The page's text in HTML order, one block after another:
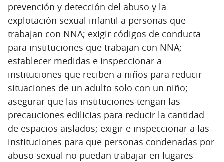
prevención y detección del abuso y la
explotación sexual infantil a personas que
trabajan con NNA; exigir códigos de conducta
para instituciones que trabajan con NNA;
establecer medidas e inspeccionar a
instituciones que reciben a niños para reducir
situaciones de un adulto solo con un niño;
asegurar que las instituciones tengan las
precauciones edilicias para reducir la cantidad
de espacios aislados; exigir e inspeccionar a las
instituciones para que personas condenadas por
abuso sexual no puedan trabajar en lugares